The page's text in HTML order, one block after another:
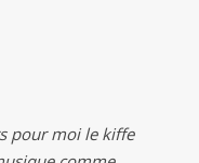
pour moi le kiffe